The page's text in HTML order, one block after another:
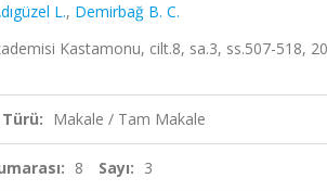
L., Demirbağ B. C.
Kastamonu, cilt.8, sa.3, ss.507-518,
Türü: Makale / Tam Makale
8 Sayı: 3